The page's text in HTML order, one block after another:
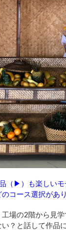
（ ▶︎ ）も楽しい
コース選択があ
場の2階から見
？と話して作品